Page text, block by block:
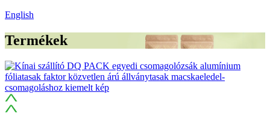
English
Termékek